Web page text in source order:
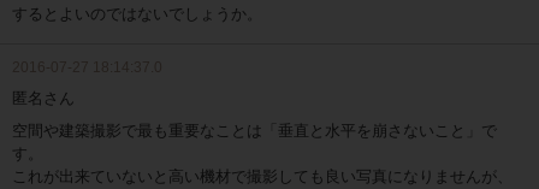
するとよいのではないでしょうか。
2016-07-27 18:14:37.0
匿名さん
空間や建築撮影で最も重要なことは「垂直と水平を崩さないこと」で
す。
これが出来ていないと高い機材で撮影しても良い写真になりませんが、